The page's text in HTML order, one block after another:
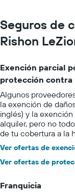
Seguros de
Rishon
Exención parcial
protección contra
Algunos
la exención de
inglés) y la
alquiler, pero no
de tu cobertura a la
Ver ofertas de
Ver ofertas de
Franquicia